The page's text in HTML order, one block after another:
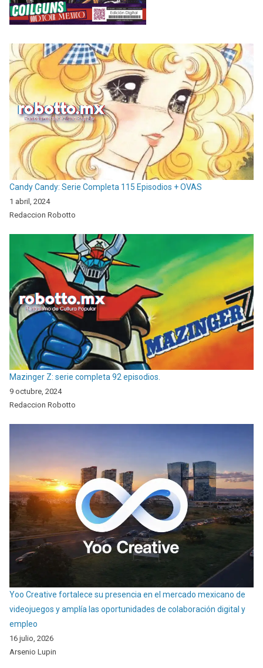
Candy Candy: Serie Completa 115 Episodios + OVAS
1 abril, 2024
Redaccion Robotto
Mazinger Z: serie completa 92 episodios.
9 octubre, 2024
Redaccion Robotto
Yoo Creative fortalece su presencia en el mercado mexicano de
videojuegos y amplía las oportunidades de colaboración digital y
empleo
16 julio, 2026
Arsenio Lupin